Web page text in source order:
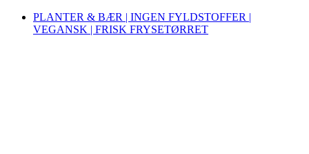
PLANTER & BÆR | INGEN FYLDSTOFFER |
VEGANSK | FRISK FRYSETØRRET